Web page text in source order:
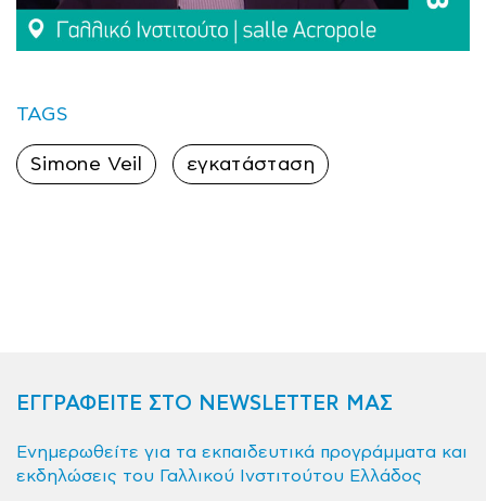
TAGS
Simone Veil εγκατάσταση
ΕΓΓΡΑΦΕΙΤΕ ΣΤΟ NEWSLETTER ΜΑΣ
Ενημερωθείτε για τα εκπαιδευτικά προγράμματα και
εκδηλώσεις του Γαλλικού Ινστιτούτου Ελλάδος